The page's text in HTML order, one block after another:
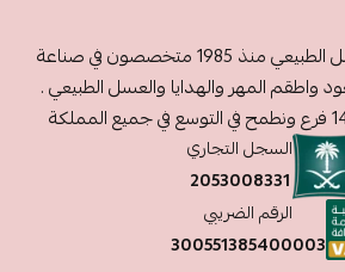
السنان للعطور والعسل الطبيعي منذ 1985 متخصصون في صناعة
واطقم المهر والهدايا والعسل الطبيعي .
السجل التجاري
2053008331
الرقم الضريبي
300551385400003